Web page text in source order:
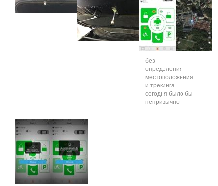
без
определения
местоположения
и трекинга
сегодня было бы
непривычно